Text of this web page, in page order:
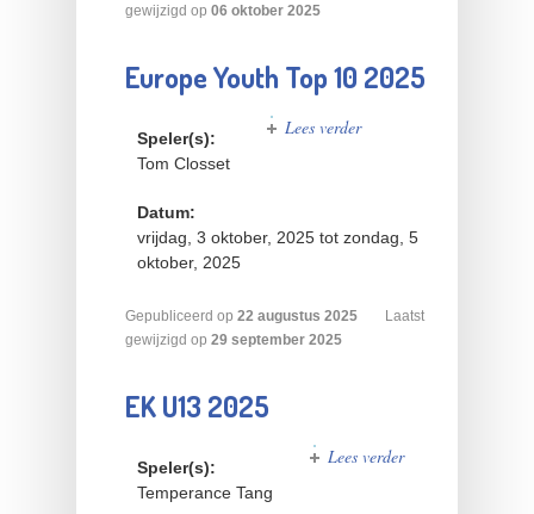
gewijzigd op 06 oktober 2025
Europe Youth Top 10 2025
Speler(s):
Tom Closset
Datum:
vrijdag, 3 oktober, 2025 tot zondag, 5
oktober, 2025
Lees verderover
Gepubliceerd op 22 augustus 2025
Laatst
gewijzigd op 29 september 2025
EK U13 2025
Speler(s):
Temperance Tang
Lees verderover